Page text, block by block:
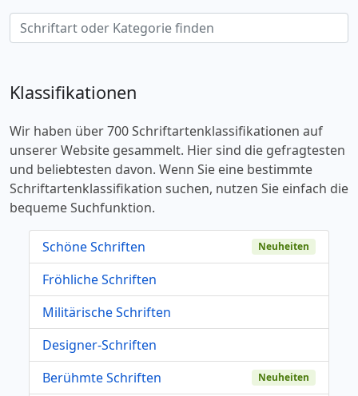
Klassifikationen
Wir haben über 700 Schriftartenklassifikationen auf
unserer Website gesammelt. Hier sind die gefragtesten
und beliebtesten davon. Wenn Sie eine bestimmte
Schriftartenklassifikation suchen, nutzen Sie einfach die
bequeme Suchfunktion.
Schöne Schriften Neuheiten
Fröhliche Schriften
Militärische Schriften
Designer-Schriften
Berühmte Schriften
Neuheiten